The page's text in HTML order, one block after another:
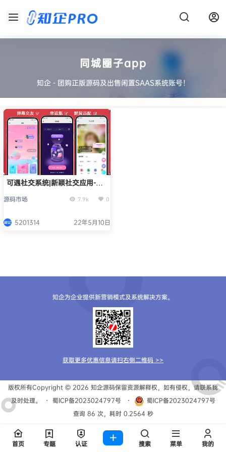
同城圈子app
知企 - 团购正版源码及出售闲置SAAS系统账号！
可遇社交系统|新颖社交应用-默
社交/同城圈子/交友不尴尬正版
源码市场 7.9k 0
5201314 22年5月10日
知企为企业提供新营销模式及系统解决方案。
获取更多优惠信息请扫右侧二维码 >>
版权所有Copyright © 2026 知企源码保留资源解释权，如有侵权，请联系我
及时处理。
・ 蜀ICP备2023024797号 ・
蜀ICP备2023024797号
查询 86 次，耗时 0.2564 秒
首页 专题 认证 搜索 菜单 我的